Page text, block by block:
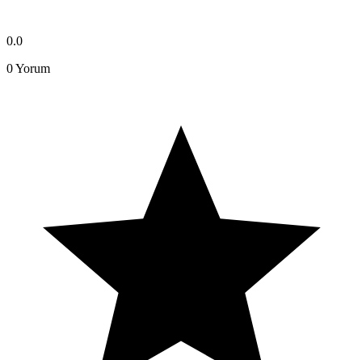
0.0
0Yorum